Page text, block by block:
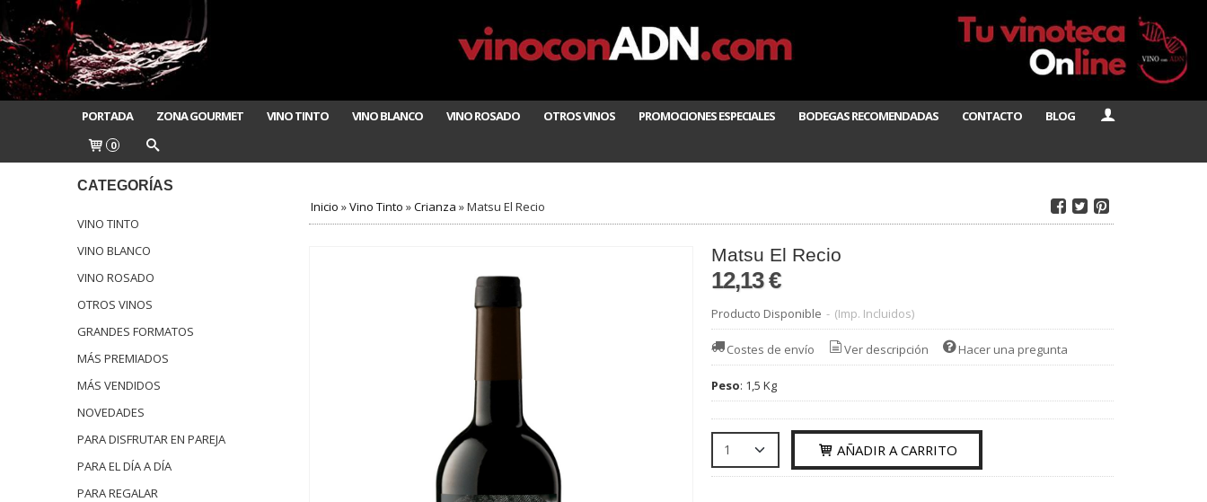
PORTADA ZONA GOURMET VINO TINTO VINO BLANCO VINO ROSADO OTROS VINOS PROMOCIONES ESPECIALES BODEGAS RECOMENDADAS CONTACTO BLOG
0
CATEGORÍAS
VINO TINTO
VINO BLANCO
VINO ROSADO
OTROS VINOS
GRANDES FORMATOS
MÁS PREMIADOS
MÁS VENDIDOS
NOVEDADES
PARA DISFRUTAR EN PAREJA
PARA EL DÍA A DÍA
PARA REGALAR
Inicio »Vino Tinto »Crianza »Matsu El Recio
Matsu El Recio
12,13 €
Producto Disponible - (Imp. Incluidos)
Costes de envío Ver descripción Hacer una pregunta
Peso: 1,5 Kg
AÑADIR A CARRITO